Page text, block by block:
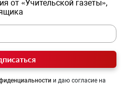
от «Учительской газеты»,
и даю согласие на